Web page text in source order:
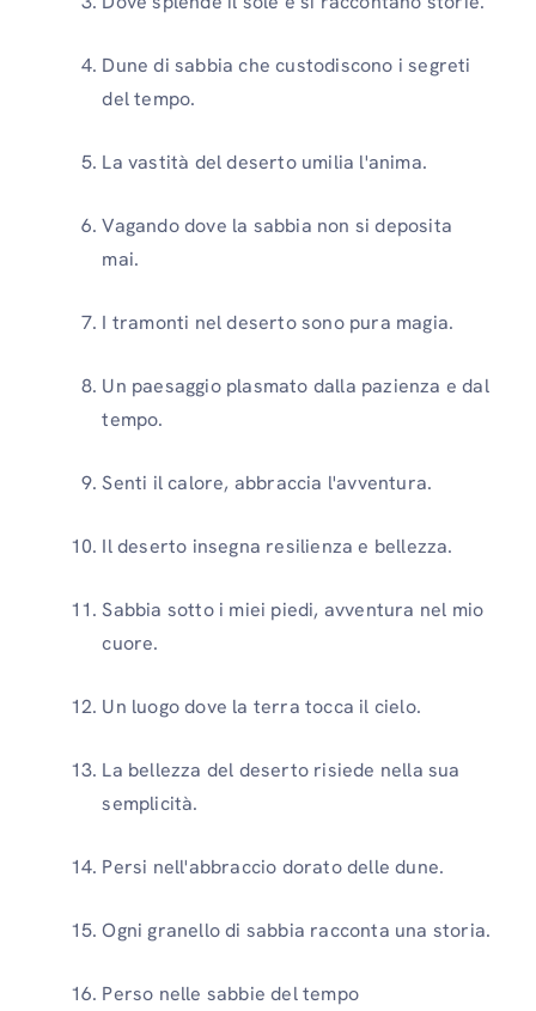
Dune di sabbia che custodiscono i segreti
del tempo.
La vastità del deserto umilia l'anima.
Vagando dove la sabbia non si deposita
mai.
I tramonti nel deserto sono pura magia.
Un paesaggio plasmato dalla pazienza e dal
tempo.
Senti il ​​calore, abbraccia l'avventura.
Il deserto insegna resilienza e bellezza.
Sabbia sotto i miei piedi, avventura nel mio
cuore.
Un luogo dove la terra tocca il cielo.
La bellezza del deserto risiede nella sua
semplicità.
Persi nell'abbraccio dorato delle dune.
Ogni granello di sabbia racconta una storia.
Perso nelle sabbie del tempo